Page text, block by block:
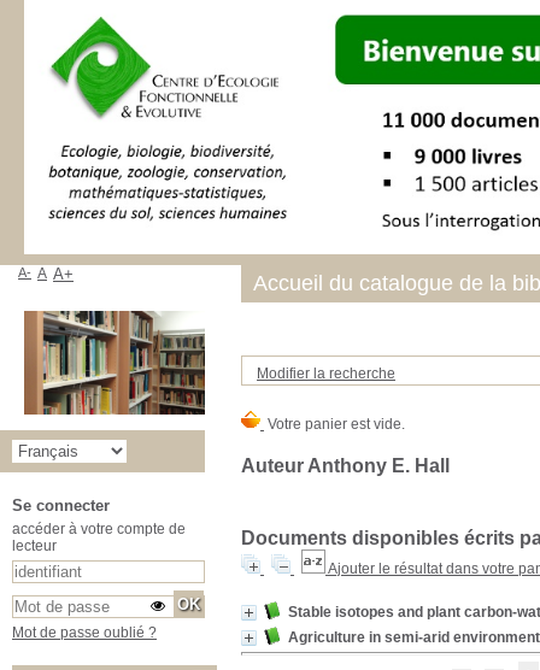
Modifier la recherche
Auteur Anthony E. Hall
Documents disponibles écrits
Ajouter le résultat dans votre
Stable isotopes and plant carbon-
Agriculture in semi-arid
Accueil du catalogue de la
A- A A+
Se connecter
accéder à votre compte de
lecteur
Mot de passe oublié ?